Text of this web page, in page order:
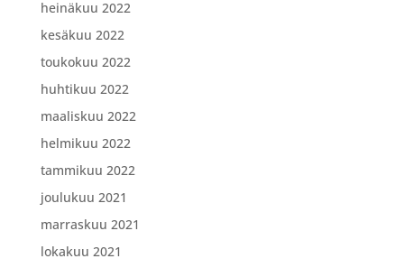
heinäkuu 2022
kesäkuu 2022
toukokuu 2022
huhtikuu 2022
maaliskuu 2022
helmikuu 2022
tammikuu 2022
joulukuu 2021
marraskuu 2021
lokakuu 2021